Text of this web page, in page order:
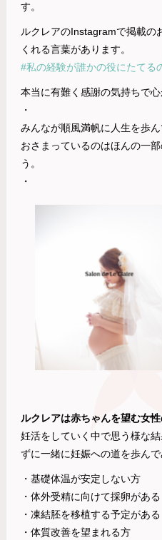
す。
ルクレアのInstagramで掲載の
くれる言葉があります。
#私の経験が誰かの役にたてる
本当に有難く感謝の気持ちで心
・
みんなが順風満帆に人生を歩
おさまっているのはほんの一
う。
・
ルクレアは赤ちゃんを望む女
妊活をしていく中で思う様な
ずに一緒に妊娠への道を歩ん
・基礎体温が安定しない方
・体外受精に向けて採卵がある
・凍結胚を移植する予定がある
・体質改善を望まれる方